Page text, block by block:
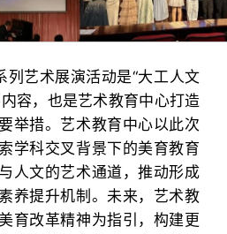
列艺术展演活动是“大工人文
容，也是艺术教育中心打造
举措。艺术教育中心以此次
学科交叉背景下的美育教育
人文的艺术通道，推动形成
养提升机制。未来，艺术教
育改革精神为指引，构建更